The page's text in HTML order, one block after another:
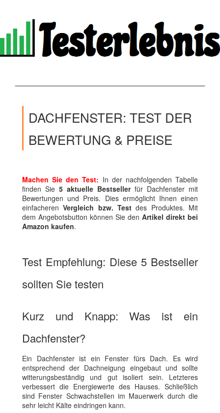
DACHFENSTER: TEST DER
BEWERTUNG & PREISE
Machen Sie den Test: In der nachfolgenden Tabelle
finden Sie 5 aktuelle Bestsellerfür Dachfenster mit
Bewertungen und Preis. Dies ermöglicht Ihnen einen
einfacherenVergleich bzw. Test des Produktes. Mit
dem Angebotsbutton können Sie den Artikel direkt bei
Amazon kaufen.
Test Empfehlung: Diese 5 Bestseller
sollten Sie testen
Kurz und Knapp: Was ist ein
Dachfenster?
Ein Dachfenster ist ein Fenster fürs Dach. Es wird
entsprechend der Dachneigung eingebaut und sollte
witterungsbeständig und gut isoliert sein. Letzteres
verbessert die Energiewerte des Hauses. Schließlich
sind Fenster Schwachstellen im Mauerwerk durch die
sehr leicht Kälte eindringen kann.